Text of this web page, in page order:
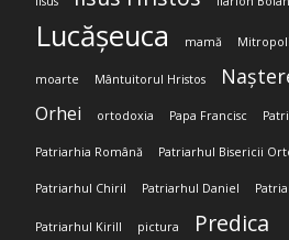
Lucășeuca mamă
moarte Mântuitorul Hristos
Orhei ortodoxia Papa Francisc
Patriarhia Română Patriarhul Bisericii
Patriarhul Chiril Patriarhul Daniel
Patriarhul Kirill pictura Predica